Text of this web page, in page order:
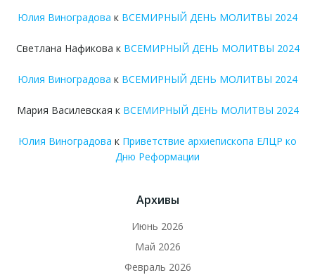
Юлия Виноградова к ВСЕМИРНЫЙ ДЕНЬ МОЛИТВЫ 2024
Светлана Нафикова к ВСЕМИРНЫЙ ДЕНЬ МОЛИТВЫ 2024
Юлия Виноградова к ВСЕМИРНЫЙ ДЕНЬ МОЛИТВЫ 2024
Мария Василевская к ВСЕМИРНЫЙ ДЕНЬ МОЛИТВЫ 2024
Юлия Виноградова к Приветствие архиепископа ЕЛЦР ко
Дню Реформации
Архивы
Июнь 2026
Май 2026
Февраль 2026